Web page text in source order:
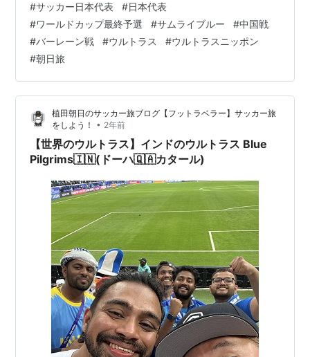
とめ 植田朝日 / Asahi UEDA 2024年9月5日(木) ワールド
カップ アジア3次予選 日本vs中国 埼玉スタジアム2002
◆初戦7-0圧勝 終わってみれば7-0圧勝です！！ ぶっち
ゃけ、3-0、4-0で勝つとは思っていたけど、どこかで
『そんな簡単じゃないぞ！…
#サッカー日本代表 #日本代表
#ワールドカップ最終予選 #サムライブルー #中国戦
#バーレーン戦 #ウルトラス #ウルトラスニッポン
#朝日旅
植田朝日のサッカー旅ブログ【フットラベラー】サッカー旅
をしよう！
• 2年前
【世界のウルトラス】インドのウルトラス Blue
Pilgrims🇮🇳(ドーハ🇶🇦カタール)